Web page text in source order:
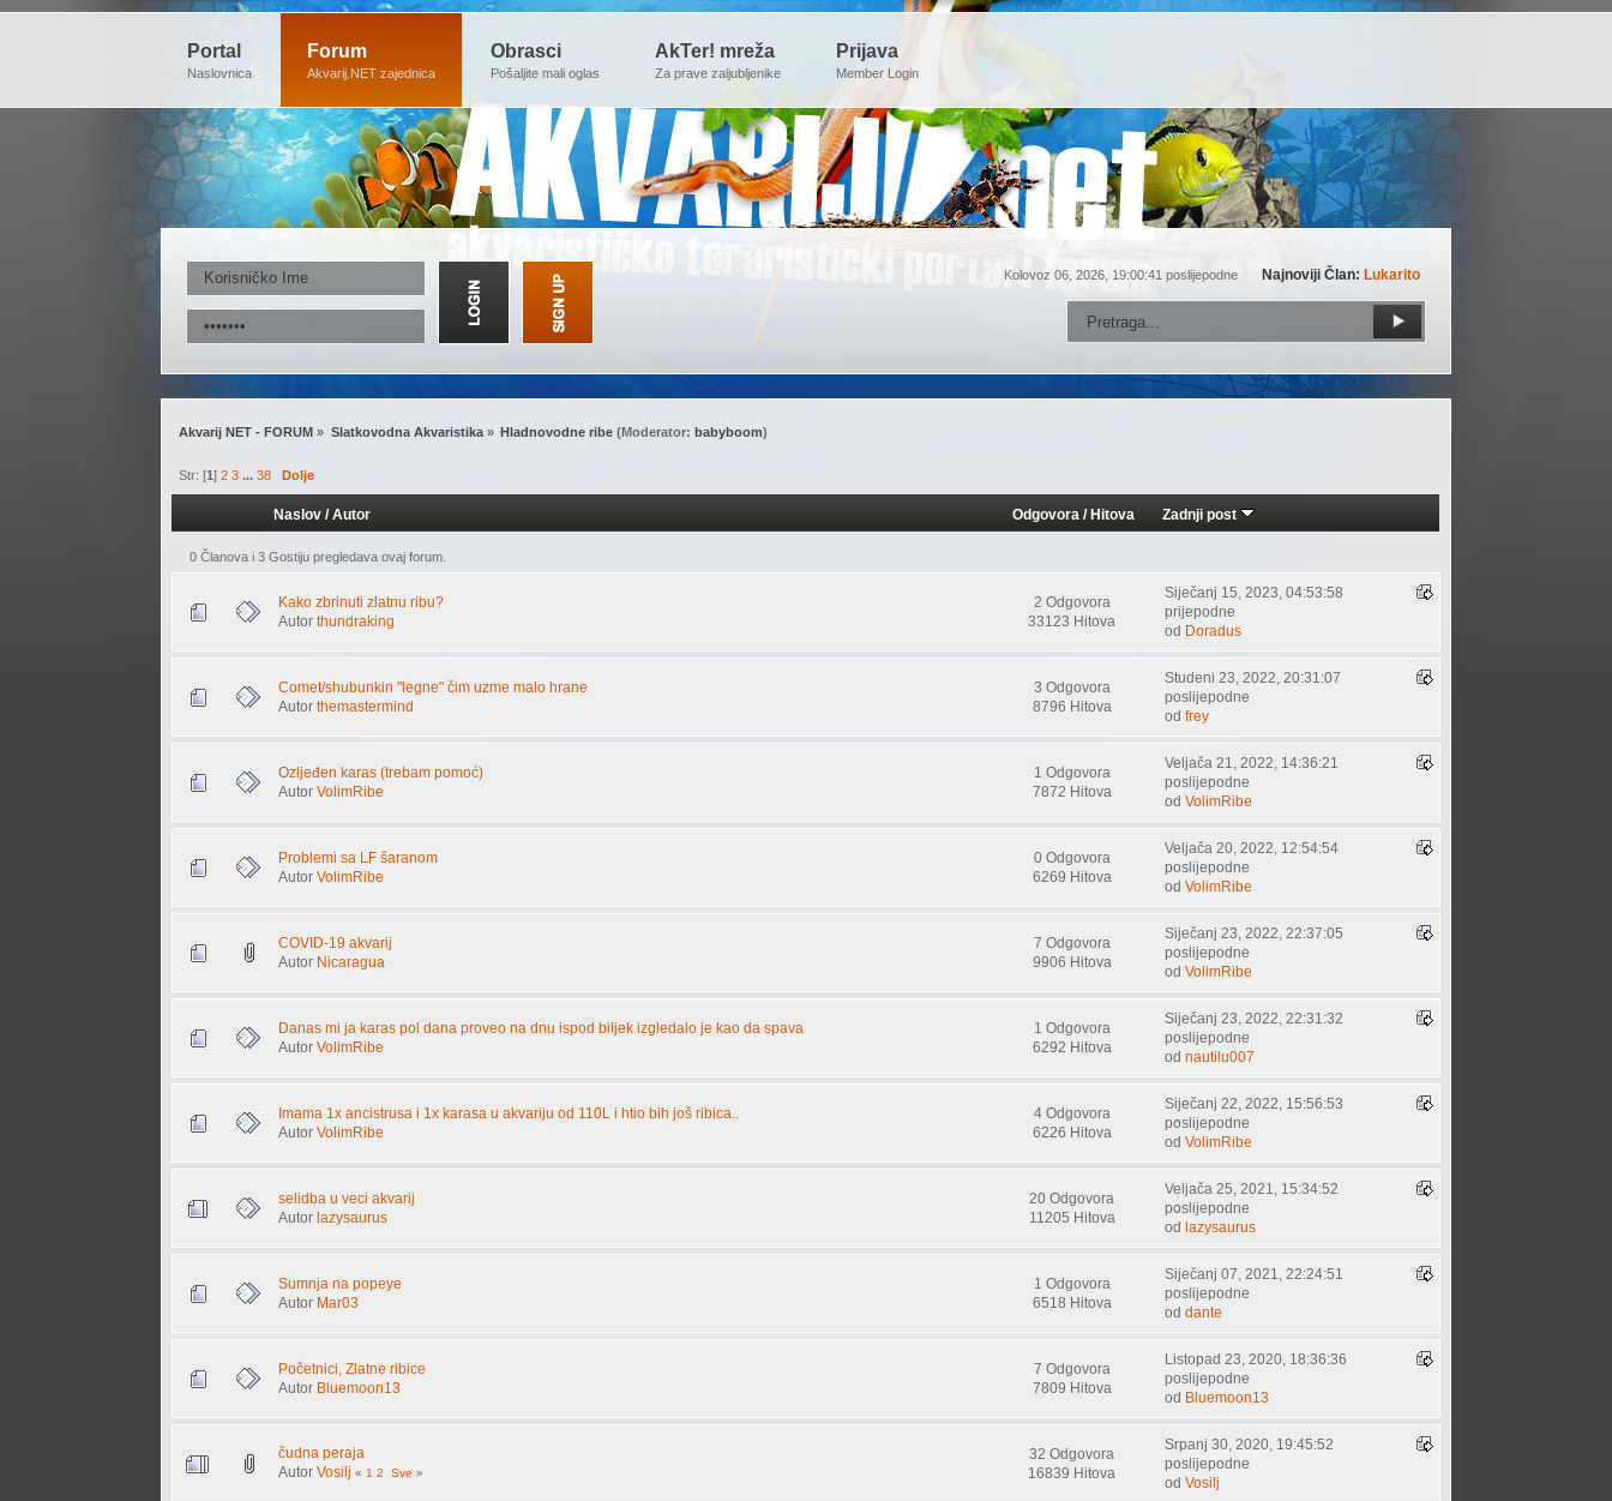
Portal
Naslovnica
Forum
Akvarij.NET zajednica
Obrasci
Pošaljite mali oglas
AkTer! mreža
Za prave zaljubljenike
Prijava
Member Login
Kolovoz 06, 2026, 19:00:41 poslijepodne Najnoviji Član: Lukarito
Akvarij NET - FORUM » Slatkovodna Akvaristika» Hladnovodne ribe (Moderator: babyboom)
Str: [1] 2 3 ... 38 Dolje
Naslov /Autor Odgovora/Hitova Zadnji post
0 Članova i 3 Gostiju pregledava ovaj forum.
Kako zbrinuti zlatnu ribu?
Autorthundraking
2 Odgovora
33123 Hitova
Siječanj 15, 2023, 04:53:58
prijepodne
od Doradus
Comet/shubunkin "legne" čim uzme malo hrane
Autorthemastermind
3 Odgovora
8796 Hitova
Studeni 23, 2022, 20:31:07
poslijepodne
odfrey
Ozljeđen karas (trebam pomoć)
AutorVolimRibe
1 Odgovora
7872 Hitova
Veljača 21, 2022, 14:36:21
poslijepodne
odVolimRibe
Problemi sa LF šaranom
AutorVolimRibe
0 Odgovora
6269 Hitova
Veljača 20, 2022, 12:54:54
poslijepodne
odVolimRibe
COVID-19 akvarij
Autor Nicaragua
7 Odgovora
9906 Hitova
Siječanj 23, 2022, 22:37:05
poslijepodne
odVolimRibe
Danas mi ja karas pol dana proveo na dnu ispod biljek izgledalo je kao da spava
AutorVolimRibe
1 Odgovora
6292 Hitova
Siječanj 23, 2022, 22:31:32
poslijepodne
odnautilu007
Imama 1x ancistrusa i 1x karasa u akvariju od 110L i htio bih još ribica..
AutorVolimRibe
4 Odgovora
6226 Hitova
Siječanj 22, 2022, 15:56:53
poslijepodne
odVolimRibe
selidba u veci akvarij
Autorlazysaurus
20 Odgovora
11205 Hitova
Veljača 25, 2021, 15:34:52
poslijepodne
odlazysaurus
Sumnja na popeye
Autor Mar03
1 Odgovora
6518 Hitova
Siječanj 07, 2021, 22:24:51
poslijepodne
oddante
Početnici, Zlatne ribice
Autor Bluemoon13
7 Odgovora
7809 Hitova
Listopad 23, 2020, 18:36:36
poslijepodne
od Bluemoon13
čudna peraja
AutorVosilj « 1 2 Sve »
32 Odgovora
16839 Hitova
Srpanj 30, 2020, 19:45:52
poslijepodne
odVosilj